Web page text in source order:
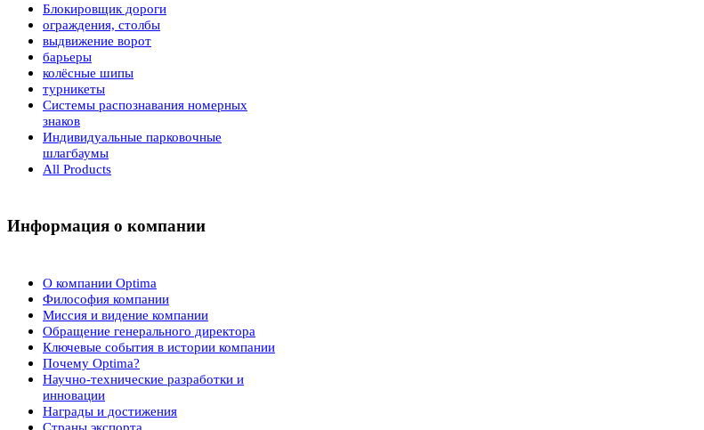
Ƃлокировщик дороги
ограждения, столбы
выдвижение ворот
барьеры
колёсные шипы
турникеты
Системы распознавания номерных
знаков
Индивидуальные парковочные
шлагбаумы
All Products
Информация о компании
О компании Optima
Философия компании
Миссия и видение компании
Обращение генерального директора
Ключевые события в истории компании
Почему Optima?
Научно-технические разработки и
инновации
Награды и достижения